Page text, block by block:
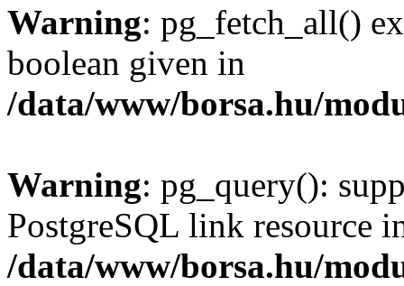
Warning: pg_fetch_all()
boolean given in
/data/www/borsa.hu/
Warning: pg_query():
PostgreSQL link resource
/data/www/borsa.hu/